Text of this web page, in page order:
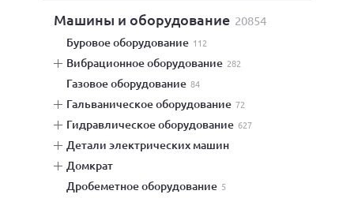
машины и оборудование 20854
буровое оборудование 112
вибрационное оборудование 282
газовое оборудование 84
гальваническое оборудование 72
гидравлическое оборудование 627
детали электрических машин
домкрат
дробеметное оборудование 5